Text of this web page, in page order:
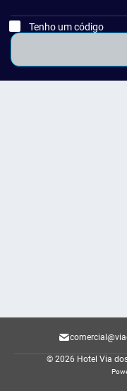
Tenho um código
© 2026 Hotel Via